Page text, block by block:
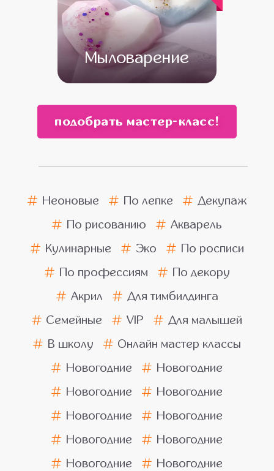
Мыловарение
подобрать мастер-класс!
Неоновые По лепке
Декупаж
По рисованию
Акварель
Кулинарные
Эко
По росписи
По профессиям
По декору
Акрил
Для тимбилдинга
Семейные
VIP
Для малышей
В школу
Онлайн мастер классы
Новогодние
Новогодние
Новогодние
Новогодние
Новогодние
Новогодние
Новогодние
Новогодние
Новогодние
Новогодние